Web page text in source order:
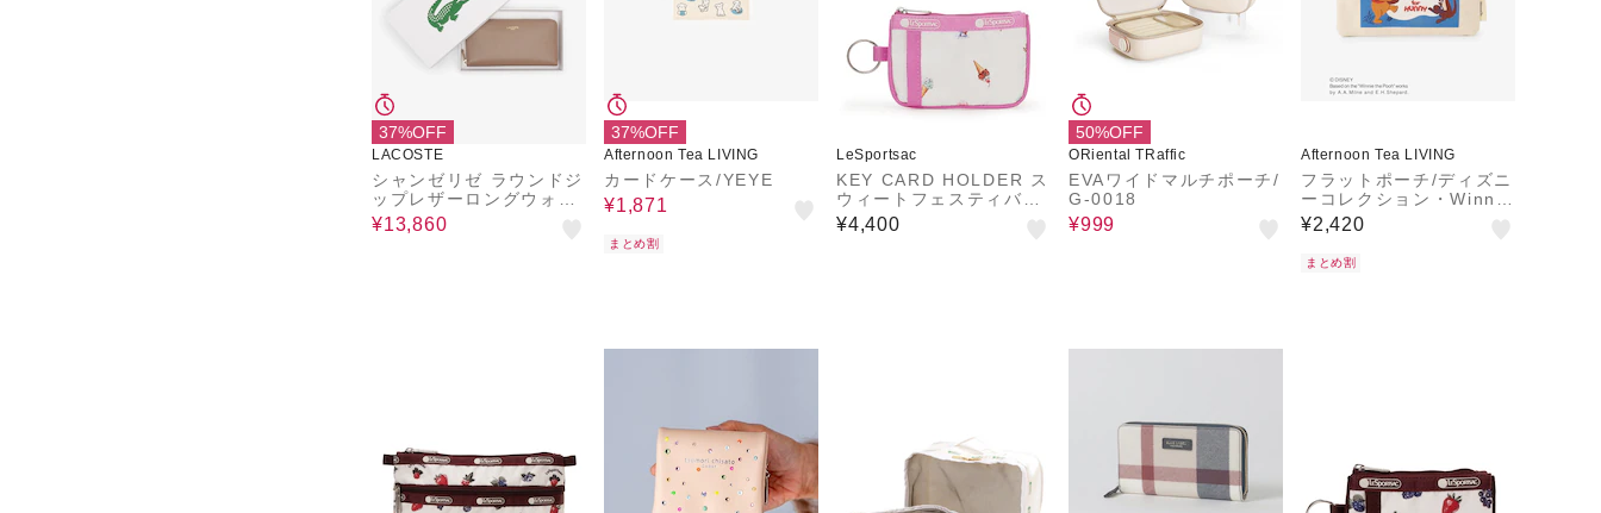
37%OFF
LACOSTE
シャンゼリゼ ラウンドジ
ップレザーロングウォレ
ット
¥13,860
37%OFF
Afternoon Tea LIVING
カードケース/YEYE
¥1,871
まとめ割
LeSportsac
KEY CARD HOLDER ス
ウィートフェスティバル
ACC
¥4,400
50%OFF
ORiental TRaffic
EVAワイドマルチポーチ/
G-0018
¥999
Afternoon Tea LIVING
フラットポーチ/ディズニ
ーコレクション・Winnie
the Pooh
¥2,420
まとめ割